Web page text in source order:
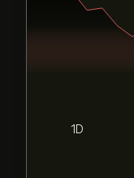
1D